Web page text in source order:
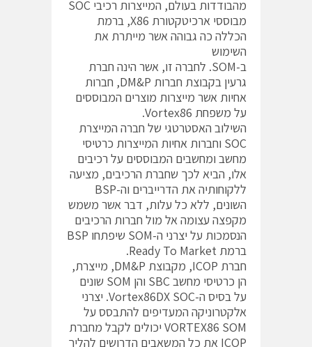
מהבודדות בעולם, המייצרות רכיבי SOC
מבוססי ארכיטקטורת X86, ברמת
הכללה כה גבוהה אשר מייתרת את
השימוש
ב-SOM. לחברה זו, אשר הינה חברת
גרעין בקבוצת חברות DM&P, חברות
אחיות אשר מייצרות מוצרים המבוססים
על משפחת Vortex86.
השילוב האסטרטגי של חברה המייצרת
SOC וחברות אחיות המייצרות כרטיסי
מחשב ומחשבים המבוססים על רכיבים
אלו, הביא לכך שחברת הרכיבים, מציעה
ללקוחותיה את הדרייברים וה-BSP
השונים, ללא כל עלות, דבר אשר משמש
מקפצה עצומה אל מול חברות הרכיבים
הנסמכות על יצרני ה-SOM שיפתחו BSP
ברמת Ready To Market.
חברת ICOP, מקבוצת DM&P, מייצרת,
הן כרטיסי מחשב SBC והן SOM שונים
על בסיס ה-Vortex86DX SOC. יצרני
אלקטרוניקה המעדיפים להתבסס על
VORTEX86 SOM יכולים לקבל מחברת
ICOP את כל המשאבים הדרושים להליך